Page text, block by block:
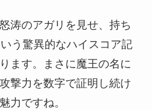
涛のアガリを見せ、持ち
う驚異的なハイスコア記
ます。まさに魔王の名に
撃力を数字で証明し続け
力ですね。